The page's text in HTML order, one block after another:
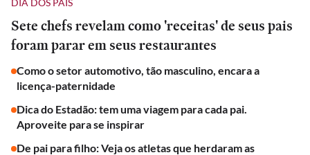
Sete chefs revelam como 'receitas' de seus pais
foram parar em seus restaurantes
Como o setor automotivo, tão masculino, encara a
licença-paternidade
Dica do Estadão: tem uma viagem para cada pai.
Aproveite para se inspirar
De pai para filho: Veja os atletas que herdaram as